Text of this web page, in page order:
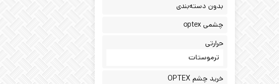
بدون دسته‌بندی
چشمی optex
حرارتی
ترموستات
خرید چشم OPTEX